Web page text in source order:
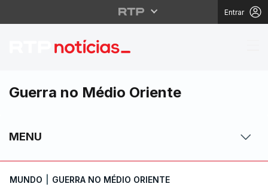
Entrar
NATO condena a
Guerra no Médio Oriente
MENU
MUNDO GUERRA NO MÉDIO ORIENTE